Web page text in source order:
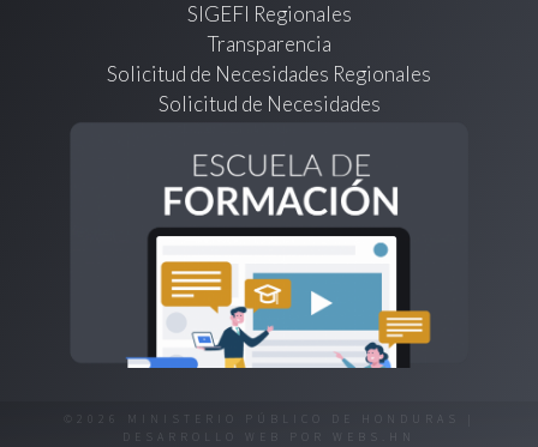
SIGEFI Regionales
Transparencia
Solicitud de Necesidades Regionales
Solicitud de Necesidades
©2026 MINISTERIO PÚBLICO DE HONDURAS |
DESARROLLO WEB POR
WEBS.HN